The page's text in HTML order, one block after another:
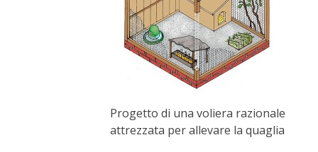
MEDICINA DEI SEMPLICI
SCONTI NOVEMBRE
Progetto di una voliera razionale
attrezzata per allevare la quaglia